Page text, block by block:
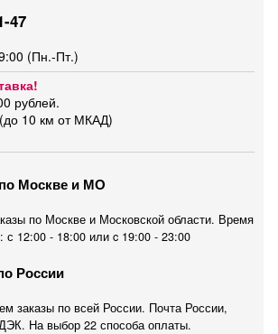
47
(Пн.-Пт.)
рублей.
10 км от МКАД)
Москве и МО
по Москве и Московской области. Время
с 12:00 - 18:00 или c 19:00 - 23:00
России
заказы по всей России. Почта России,
На выбор 22 способа оплаты.